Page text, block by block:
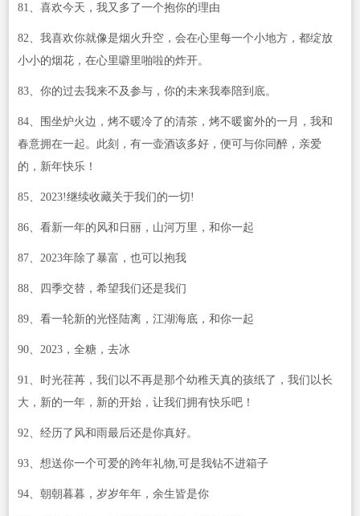
81、喜欢今天，我又多了一个抱你的理由
82、我喜欢你就像是烟火升空，会在心里每一个小地方，都绽放
小小的烟花，在心里噼里啪啦的炸开。
83、你的过去我来不及参与，你的未来我奉陪到底。
84、围坐炉火边，烤不暖冷了的清茶，烤不暖窗外的一月，我和
春意拥在一起。此刻，有一壶酒该多好，便可与你同醉，亲爱
的，新年快乐！
85、2023!继续收藏关于我们的一切!
86、看新一年的风和日丽，山河万里，和你一起
87、2023年除了暴富，也可以抱我
88、四季交替，希望我们还是我们
89、看一轮新的光怪陆离，江湖海底，和你一起
90、2023，全糖，去冰
91、时光荏苒，我们以不再是那个幼稚天真的孩纸了，我们以长
大，新的一年，新的开始，让我们拥有快乐吧！
92、经历了风和雨最后还是你真好。
93、想送你一个可爱的跨年礼物,可是我钻不进箱子
94、朝朝暮暮，岁岁年年，余生皆是你